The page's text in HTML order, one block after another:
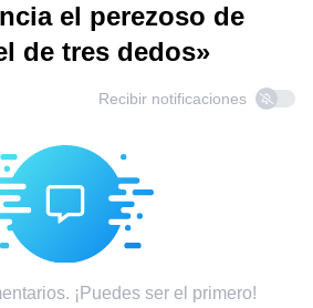
el perezoso de
de tres dedos»
Recibir notificaciones
¡Puedes ser el primero!